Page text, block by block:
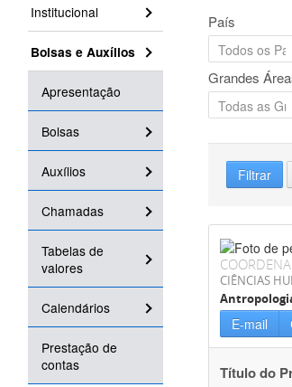
Institucional
Bolsas e Auxílios
Apresentação
Bolsas
Auxílios
Chamadas
Tabelas de
valores
Calendários
Prestação de
contas
País
Grandes
Filtrar
CIÊNCIAS
E-mail
Título do